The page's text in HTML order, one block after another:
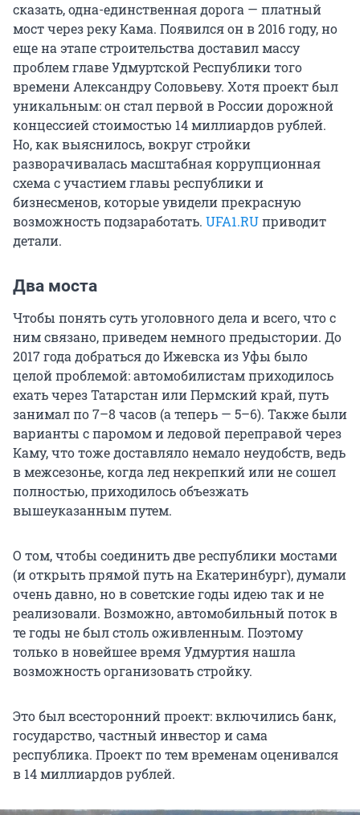
сказать, одна-единственная дорога — платный
мост через реку Кама. Появился он в 2016 году, но
еще на этапе строительства доставил массу
проблем главе Удмуртской Республики того
времени Александру Соловьеву. Хотя проект был
уникальным: он стал первой в России дорожной
концессией стоимостью 14миллиардов рублей.
Но, как выяснилось, вокруг стройки
разворачивалась масштабная коррупционная
схема с участием главы республики и
бизнесменов, которые увидели прекрасную
возможность подзаработать. UFA1.RUприводит
детали.
Два моста
Чтобы понять суть уголовного дела и всего, что с
ним связано, приведем немного предыстории. До
2017 года добраться до Ижевска из Уфы было
целой проблемой: автомобилистам приходилось
ехать через Татарстан или Пермский край, путь
занимал по7–8 часов (а теперь — 5–6). Также были
варианты с паромом и ледовой переправой через
Каму, что тоже доставляло немало неудобств, ведь
в межсезонье, когда лед некрепкий или не сошел
полностью, приходилось объезжать
вышеуказанным путем.
О том, чтобы соединить две республики мостами
(и открыть прямой путь на Екатеринбург), думали
очень давно, но в советские годы идею так и не
реализовали. Возможно, автомобильный поток в
те годы не был столь оживленным. Поэтому
только в новейшее время Удмуртия нашла
возможность организовать стройку.
Это был всесторонний проект: включились банк,
государство, частный инвестор и сама
республика. Проект по тем временам оценивался
в 14миллиардов рублей.